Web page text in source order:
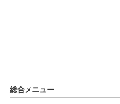
総合メニュー